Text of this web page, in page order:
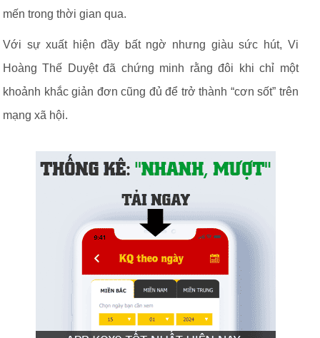
mến trong thời gian qua.
Với sự xuất hiện đầy bất ngờ nhưng giàu sức hút, Vi
Hoàng Thế Duyệt đã chứng minh rằng đôi khi chỉ một
khoảnh khắc giản đơn cũng đủ để trở thành “cơn sốt” trên
mạng xã hội.